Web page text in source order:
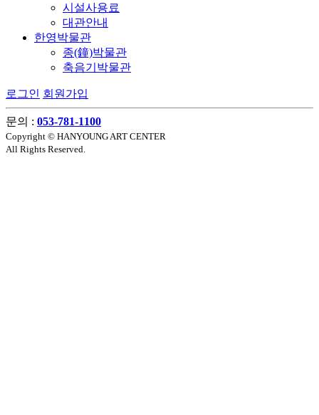
시설사용료
대관안내
한영박물관
종(鐘)박물관
축음기박물관
로그인 회원가입
문의 : 053-781-1100
Copyright © HANYOUNG ART CENTER
All Rights Reserved.